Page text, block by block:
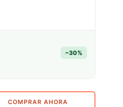
−30%
COMPRAR AHORA